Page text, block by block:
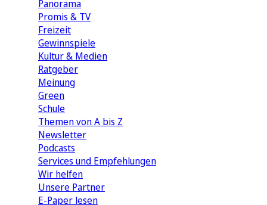
Panorama
Promis & TV
Freizeit
Gewinnspiele
Kultur & Medien
Ratgeber
Meinung
Green
Schule
Themen von A bis Z
Newsletter
Podcasts
Services und Empfehlungen
Wir helfen
Unsere Partner
E-Paper lesen